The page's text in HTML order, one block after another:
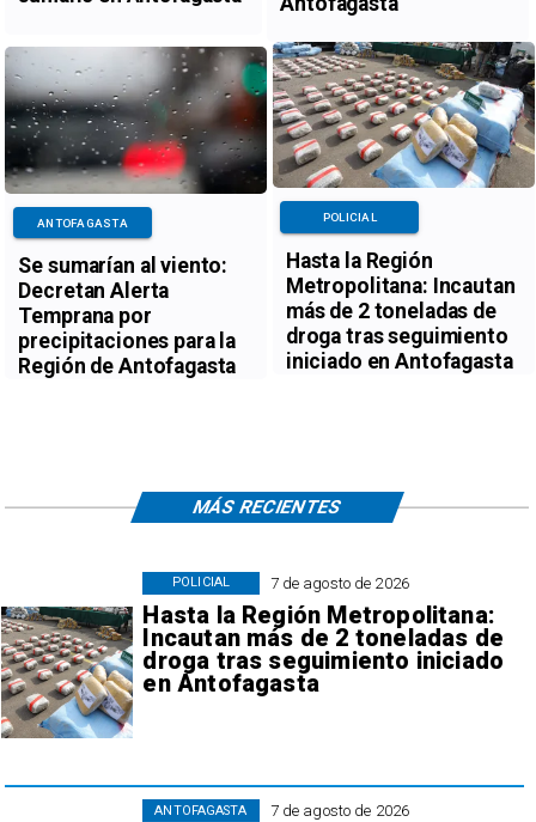
Se sumarían al viento:
Decretan Alerta
Temprana por
precipitaciones para la
Región de Antofagasta
ANTOFAGASTA
Hasta la Región
Metropolitana: Incautan
más de 2 toneladas de
droga tras seguimiento
iniciado en Antofagasta
POLICIAL
7 de agosto de 2026
Hasta la Región Metropolitana:
Incautan más de 2 toneladas de
droga tras seguimiento iniciado
en Antofagasta
POLICIAL
7 de agosto de 2026
ANTOFAGASTA
MÁS RECIENTES